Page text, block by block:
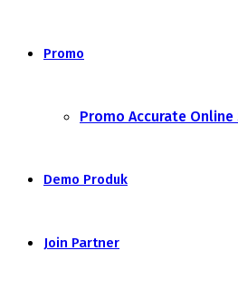
Promo
Promo Accurate Online
Demo Produk
Join Partner